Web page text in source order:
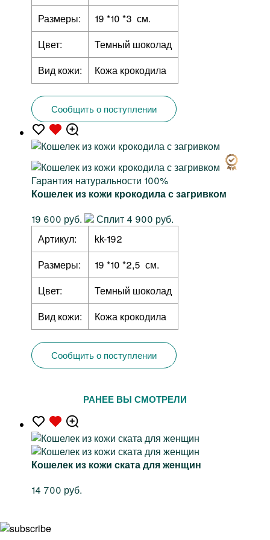
Размеры:
19 *10 *3 см.
Цвет:
Темный шоколад
Вид кожи:
Кожа крокодила
Сообщить о поступлении
Гарантия натуральности 100%
Кошелек из кожи крокодила с загривком
19 600 руб.
Сплит 4 900 руб.
Артикул:
kk-192
Размеры:
19 *10 *2,5 см.
Цвет:
Темный шоколад
Вид кожи:
Кожа крокодила
Сообщить о поступлении
РАНЕЕ ВЫ СМОТРЕЛИ
Кошелек из кожи ската для женщин
14 700 руб.